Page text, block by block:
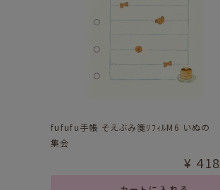
fufufu手帳 そえぶみ箋ﾘﾌｨﾙM6 いぬの
集会
¥ 418